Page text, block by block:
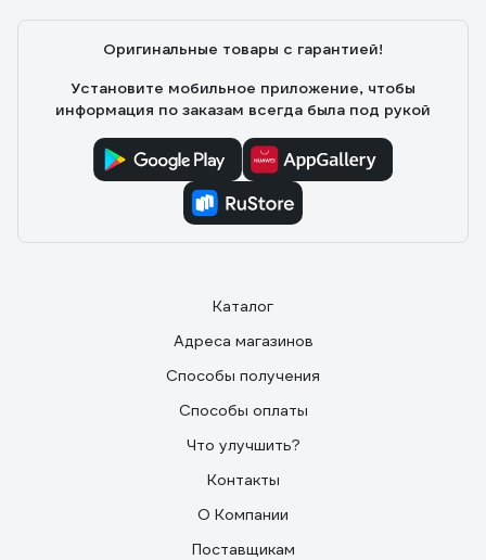
Оригинальные товары с гарантией!
Установите мобильное приложение, чтобы
информация по заказам всегда была под рукой
Каталог
Адреса магазинов
Способы получения
Способы оплаты
Что улучшить?
Контакты
О Компании
Поставщикам